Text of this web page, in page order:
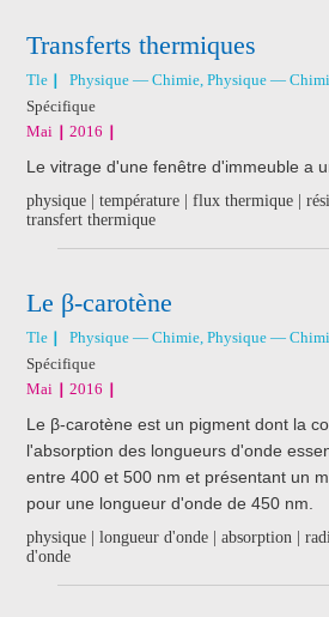
Transferts thermiques
Tle
Physique — Chimie, Physique —
Spécifique
Mai
2016
Le vitrage d'une fenêtre d'immeuble a
physique | température | flux thermique |
transfert thermique
Le β-carotène
Tle Physique — Chimie, Physique —
Spécifique
Mai
2016
Le β-carotène est un pigment dont la
l'absorption des longueurs d'onde
entre 400 et 500 nm et présentant un
pour une longueur d'onde de 450 nm.
physique | longueur d'onde | absorption |
d'onde